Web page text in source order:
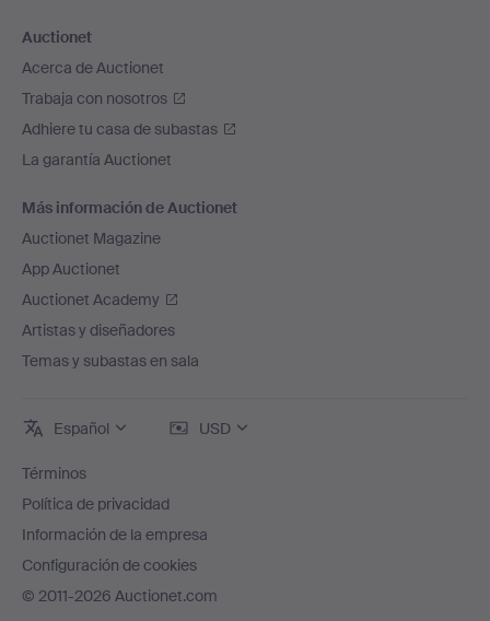
Auctionet
Acerca de Auctionet
Trabaja con nosotros
Adhiere tu casa de subastas
La garantía Auctionet
Más información de Auctionet
Auctionet Magazine
App Auctionet
Auctionet Academy
Artistas y diseñadores
Temas y subastas en sala
Español USD
Términos
Política de privacidad
Información de la empresa
Configuración de cookies
© 2011-2026 Auctionet.com